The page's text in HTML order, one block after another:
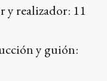
y realizador: 11
y guión: